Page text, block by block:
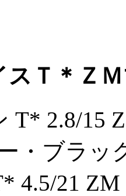
スＴ＊Ｚ
T* 2.8/15
ブラッ
4.5/21